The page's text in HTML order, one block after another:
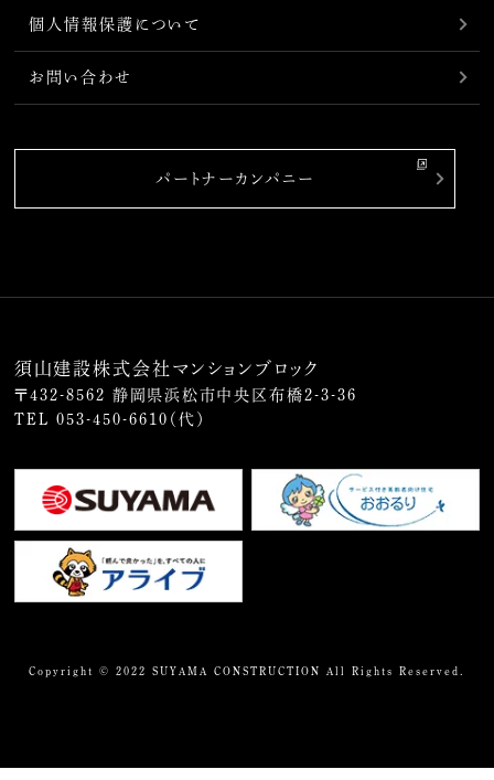
個人情報保護について
お問い合わせ
パートナーカンパニー
須山建設株式会社マンションブロック
〒432-8562 静岡県浜松市中央区布橋2-3-36
TEL053-450-6610 （代）
Copyright © 2022 SUYAMA CONSTRUCTION All Rights Reserved.